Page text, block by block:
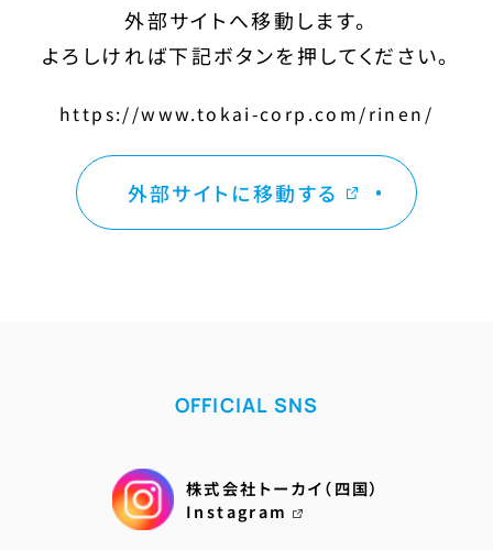
外部サイトへ移動します。
よろしければ下記ボタンを押してください。
https://www.tokai-corp.com/rinen/
外部サイトに移動する
OFFICIAL SNS
株式会社トーカイ（四国）
Instagram